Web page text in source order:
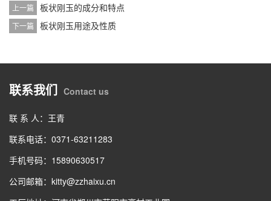
上一篇 板状刚玉的成分和特点
下一篇 板状刚玉用途及性质
联系我们 Contact us
联 系 人：王青
联系电话：0371-63211283
手机号码：15890630517
公司邮箱：kitty@zzhaixu.cn